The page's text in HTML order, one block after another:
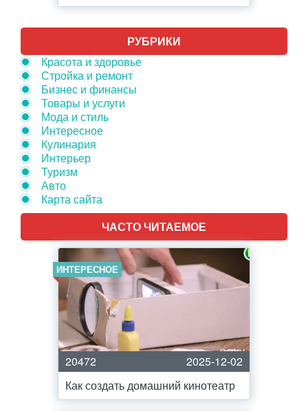
РУБРИКИ
Красота и здоровье
Стройка и ремонт
Бизнес и финансы
Товары и услуги
Мода и стиль
Интересное
Кулинария
Интерьер
Туризм
Авто
Карта сайта
ЧАСТО ЧИТАЕМОЕ
ИНТЕРЕСНОЕ
20472
2025-12-02
Как создать домашний кинотеатр